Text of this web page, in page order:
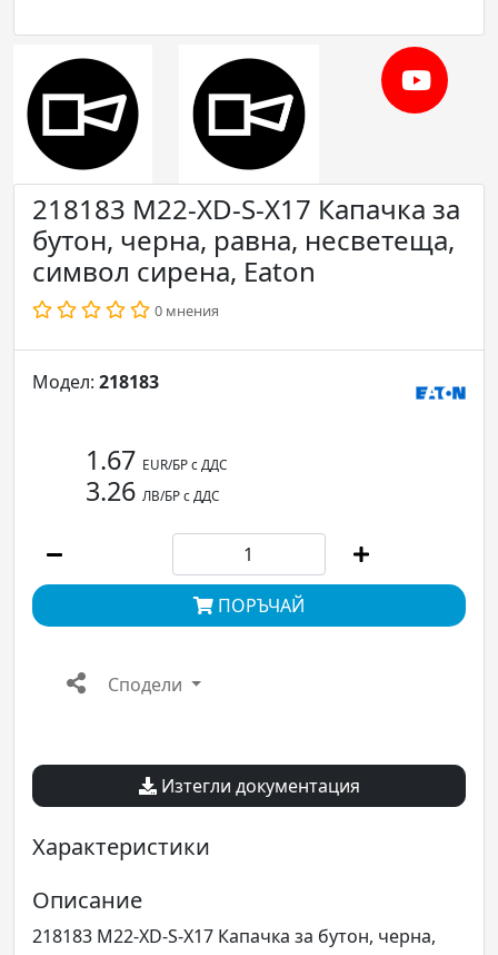
218183 M22-XD-S-X17 Капачка за
бутон, черна, равна, несветеща,
символ сирена, Eaton
0 мнения
Модел: 218183
1.67 EUR/БР с ДДС
3.26 ЛВ/БР с ДДС
ПОРЪЧАЙ
Сподели
Изтегли документация
Характеристики
Описание
218183 M22-XD-S-X17 Капачка за бутон, черна,